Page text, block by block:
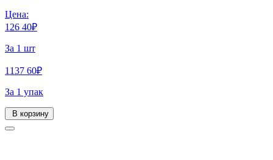
Цена:
126 40₽
За 1 шт
1137 60₽
За 1 упак
В корзину